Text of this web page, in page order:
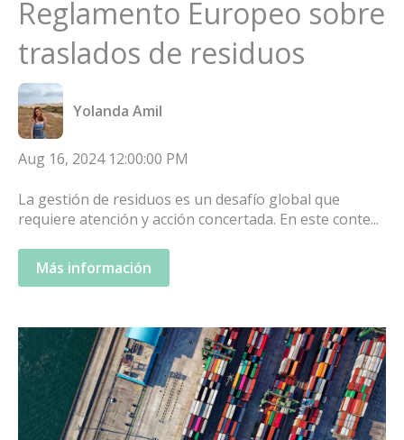
Reglamento Europeo sobre
traslados de residuos
Yolanda Amil
Aug 16, 2024 12:00:00 PM
La gestión de residuos es un desafío global que
requiere atención y acción concertada. En este conte...
Más información